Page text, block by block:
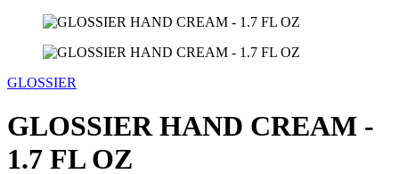
GLOSSIER
GLOSSIER HAND CREAM -
1.7 FL OZ